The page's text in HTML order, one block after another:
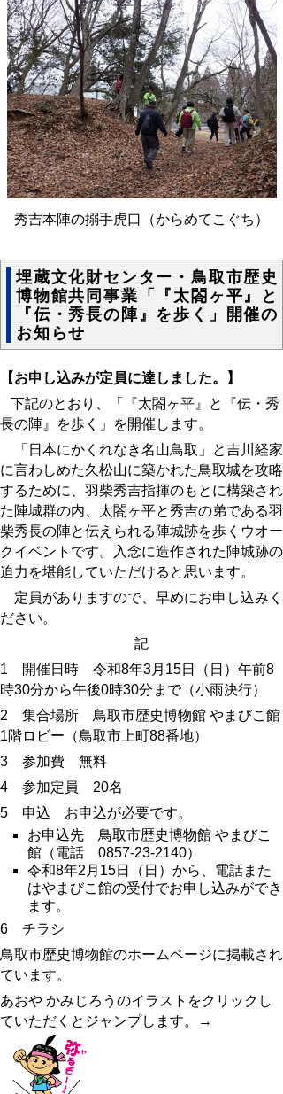
秀吉本陣の搦手虎口（からめてこぐち）
埋蔵文化財センター・鳥取市歴史
博物館共同事業「『太閤ヶ平』と
『伝・秀長の陣』を歩く」開催の
お知らせ
【お申し込みが定員に達しました。】
下記のとおり、「『太閤ヶ平』と『伝・秀
長の陣』を歩く」を開催します。
「日本にかくれなき名山鳥取」と吉川経家
に言わしめた久松山に築かれた鳥取城を攻略
するために、羽柴秀吉指揮のもとに構築され
た陣城群の内、太閤ヶ平と秀吉の弟である羽
柴秀長の陣と伝えられる陣城跡を歩くウオー
クイベントです。入念に造作された陣城跡の
迫力を堪能していただけると思います。
定員がありますので、早めにお申し込みく
ださい。
記
1 開催日時 令和8年3月15日（日）午前8
時30分から午後0時30分まで（小雨決行）
2 集合場所 鳥取市歴史博物館 やまびこ館
1階ロビー（鳥取市上町88番地）
3 参加費 無料
4 参加定員 20名
5 申込 お申込が必要です。
お申込先 鳥取市歴史博物館 やまびこ
館（電話 0857-23-2140）
令和8年2月15日（日）から、電話また
はやまびこ館の受付でお申し込みができ
ます。
6 チラシ
鳥取市歴史博物館のホームページに掲載され
ています。
あおや かみじろうのイラストをクリックし
ていただくとジャンプします。→